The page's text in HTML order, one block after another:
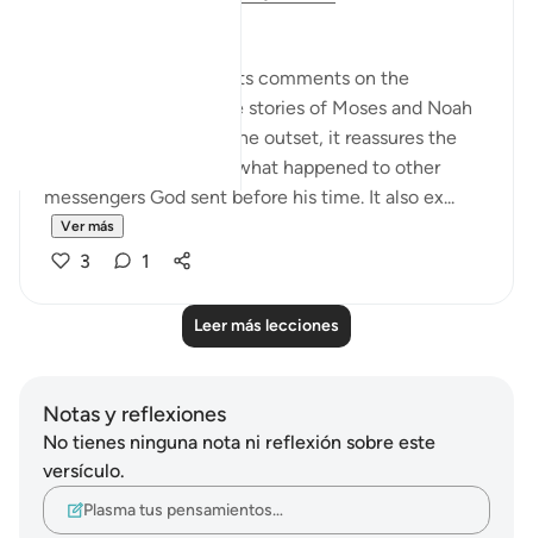
Now the surah begins its comments on the
accounts it gives of the stories of Moses and Noah
with their peoples. At the outset, it reassures the
Prophet by telling him what happened to other
messengers God sent before his time. It also ex...
Ver más
3 1
Leer más lecciones
Notas y reflexiones
No tienes ninguna nota ni reflexión sobre este
versículo.
Plasma tus pensamientos…